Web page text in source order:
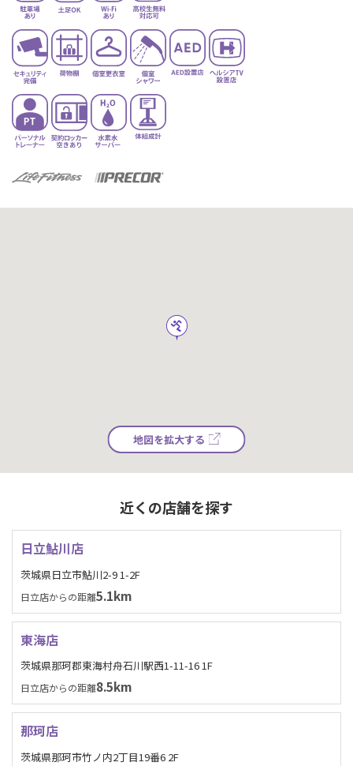
地図を拡大する
近くの店舗を探す
日立鮎川店
茨城県日立市鮎川2-9 1-2F
日立店からの距離5.1km
東海店
茨城県那珂郡東海村舟石川駅西1-11-16 1F
日立店からの距離8.5km
那珂店
茨城県那珂市竹ノ内2丁目19番6 2F